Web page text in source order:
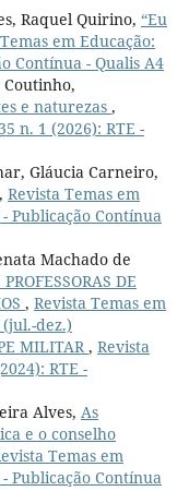
Raquel Quirino, “Eu
em Educação:
Contínua - Qualis A4
e naturezas ,
n. 1 (2026): RTE -
Gláucia Carneiro,
, Revista Temas em
Publicação Contínua
Machado de
DE
, Revista Temas em
(jul.-dez.)
MILITAR , Revista
RTE -
Alves, As
e o conselho
Temas em
Publicação Contínua